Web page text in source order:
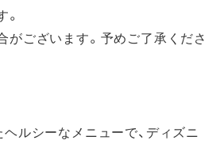
がございます。予めご了承くださ
ルシーなメニューで、ディズニ